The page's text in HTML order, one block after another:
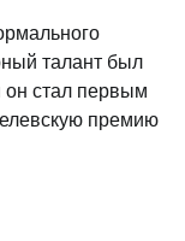
талант был
стал первым
премию